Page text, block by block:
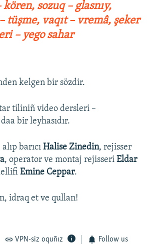
kören, sozuq – glasnıy,
tüşme, vaqıt – vremâ, şeker
– yego sahar
kelgen bir sözdir.
tiliniñ video dersleri –
bir leyhasıdır.
barıcı Halise Zinedin, rejisser
, operator ve montaj rejisseri Eldar
Emine Ceppar.
idraq et ve qullan!
VPN-siz oquñız Follow us